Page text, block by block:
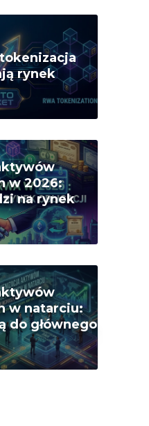
rynek
w 2026:
na rynek
w natarciu:
do głównego